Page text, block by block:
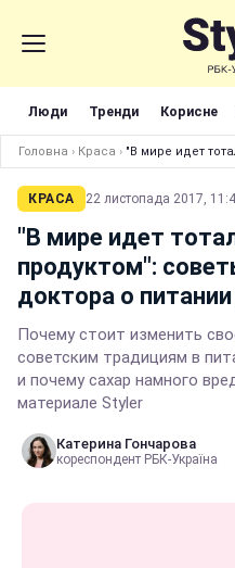
Люди Тренди Корисне
Головна › Краса › "В мире идет
КРАСА 22 листопада 2017,
"В мире идет
продуктом":
доктора о
Почему стоит изменить
советским традициям в
и почему сахар намного
материале Styler
Катерина Гончарова
кореспондент РБК-Україна